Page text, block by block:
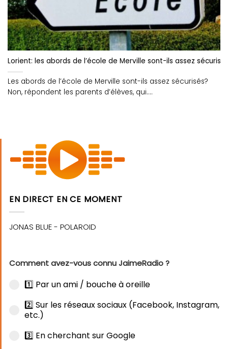
Lorient: les abords de l’école de Merville sont-ils assez
Les abords de l’école de Merville sont-ils assez sécurisés?
Non, répondent les parents d’élèves, qui....
EN DIRECT EN CE MOMENT
Comment avez-vous connu JaimeRadio ?
1️⃣ Par un ami / bouche à oreille
2️⃣ Sur les réseaux sociaux (Facebook, Instagram,
etc.)
3️⃣ En cherchant sur Google